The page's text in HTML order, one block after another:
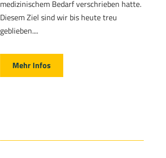
medizinischem Bedarf verschrieben hatte.
Diesem Ziel sind wir bis heute treu
geblieben....
Mehr Infos